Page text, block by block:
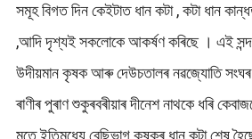
সমূহ বিগত দিন কেইটাত ধান কটা , কটা ধান
,আদি দৃশ্যই সকলোকে আকৰ্ষণ কৰিছে । এই
উদীয়মান কৃষক আৰু দেউচতালৰ নৱজ্যোতি সংঘৰ
ৰাণীৰ পুৰাণ শুকুৰবৰীয়াৰ দীনেশ নাথকে ধৰি